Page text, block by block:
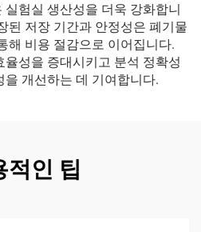
험실 생산성을 더욱 강화합니
된 저장 기간과 안정성은 폐기물
해 비용 절감으로 이어집니다.
성을 증대시키고 분석 정확성
개선하는 데 기여합니다.
적인 팁